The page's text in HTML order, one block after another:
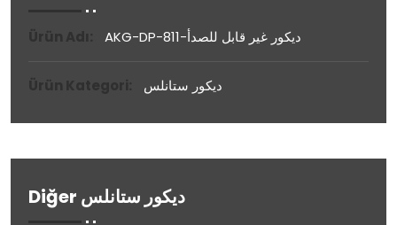
AKG-DP-811-ديكور غير قابل للصدأ
ديكور ستانلس
Diğer ديكور ستانلس